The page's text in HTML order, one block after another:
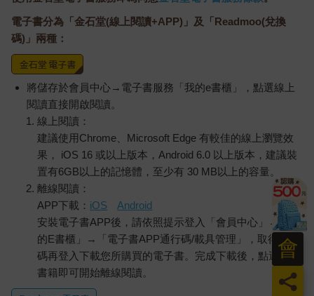
電子書分為「金石堂(線上閱讀+APP)」及「Readmoo(兌換
碼)」兩種：
將儲存於會員中心→電子書服務「我的e書櫃」，點選線上
閱讀直接開啟閱讀。
線上閱讀：
建議使用Chrome、Microsoft Edge 有較佳的線上瀏覽效
果， iOS 16 或以上版本，Android 6.0 以上版本，建議裝
置有6GB以上的記憶體，至少有 30 MB以上的容量。
離線閱讀：
APP下載： iOS
Android
安裝電子書APP後，請依照提示登入「會員中心」→「我
的E書櫃」→「電子書APP通行碼/載具管理」，取得通行
碼再登入下載您所購買的電子書。完成下載後，點選任一
書籍即可開始離線閱讀。
員
會